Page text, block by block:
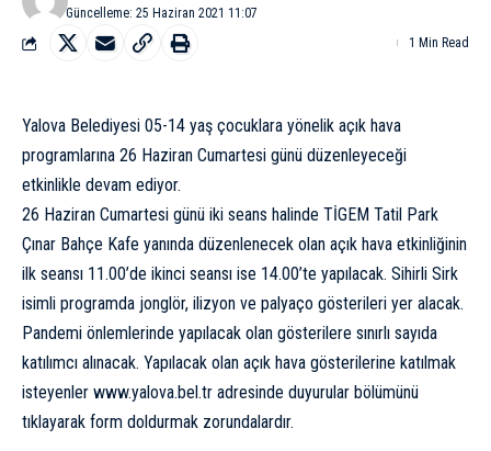
Güncelleme: 25 Haziran 2021 11:07
1 Min Read
Yalova Belediyesi 05-14 yaş çocuklara yönelik açık hava
programlarına 26 Haziran Cumartesi günü düzenleyeceği
etkinlikle devam ediyor.
26 Haziran Cumartesi günü iki seans halinde TİGEM Tatil Park
Çınar Bahçe Kafe yanında düzenlenecek olan açık hava etkinliğinin
ilk seansı 11.00’de ikinci seansı ise 14.00’te yapılacak. Sihirli Sirk
isimli programda jonglör, ilizyon ve palyaço gösterileri yer alacak.
Pandemi önlemlerinde yapılacak olan gösterilere sınırlı sayıda
katılımcı alınacak. Yapılacak olan açık hava gösterilerine katılmak
isteyenler www.yalova.bel.tr adresinde duyurular bölümünü
tıklayarak form doldurmak zorundalardır.